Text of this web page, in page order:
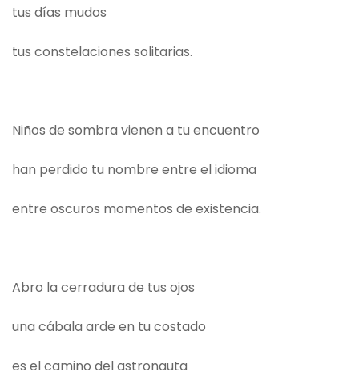
tus días mudos
tus constelaciones solitarias.
Niños de sombra vienen a tu encuentro
han perdido tu nombre entre el idioma
entre oscuros momentos de existencia.
Abro la cerradura de tus ojos
una cábala arde en tu costado
es el camino del astronauta